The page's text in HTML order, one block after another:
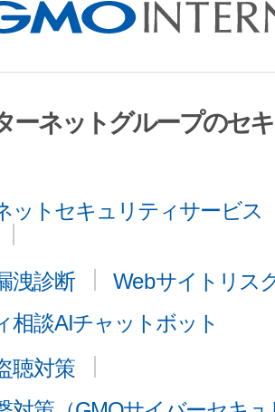
ーネットグループのセ
ットセキュリティサービス
洩診断
Webサイトリス
相談AIチャットボット
聴対策